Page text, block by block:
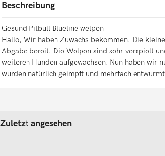
Beschreibung
Gesund Pitbull Blueline welpen
Hallo, Wir haben Zuwachs bekommen. Die
Abgabe bereit. Die Welpen sind sehr verspielt
weiteren Hunden aufgewachsen. Nun haben wir
wurden natürlich geimpft und mehrfach
Zuletzt angesehen